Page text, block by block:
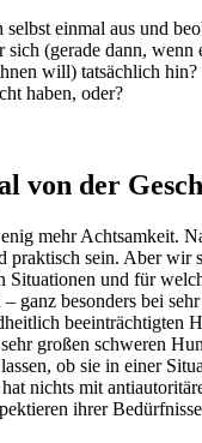
selbst einmal aus und
(gerade dann, wenn
will) tatsächlich
haben, oder?
von der
mehr Achtsamkeit.
praktisch sein. Aber wir
Situationen und für
ganz besonders bei
beeinträchtigten
großen schweren
ob sie in einer
nichts mit
ihrer